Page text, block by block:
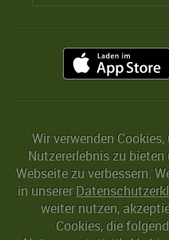
Wir verwenden
Nutzererlebnis zu
Webseite zu verbessern.
in unserer
weiter nutzen,
Cookies, die